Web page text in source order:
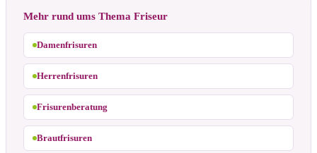
Mehr rund ums Thema Friseur
Damenfrisuren
Herrenfrisuren
Frisurenberatung
Brautfrisuren